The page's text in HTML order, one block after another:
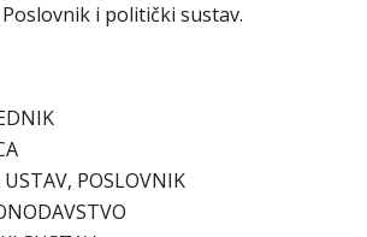
i politički sustav.
USTAV, POSLOVNIK